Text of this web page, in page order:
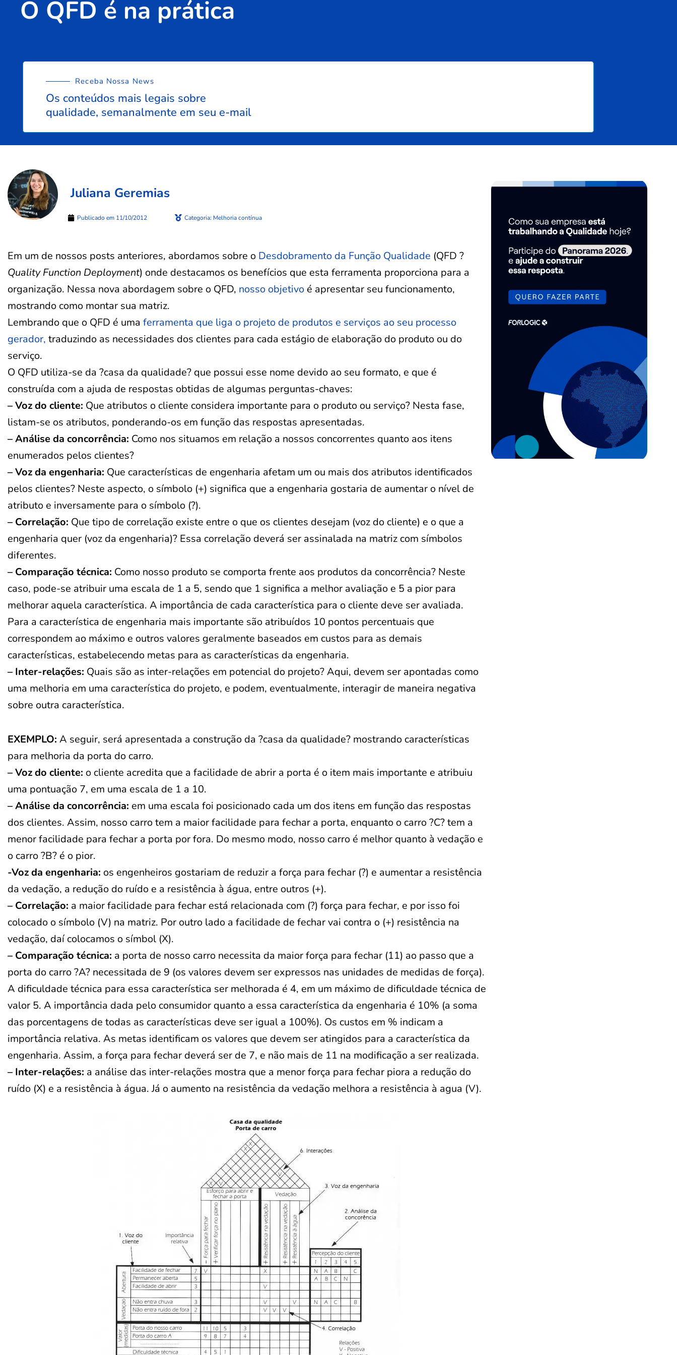
O QFD é na prática
Receba Nossa News
Os conteúdos mais legais sobre
qualidade, semanalmente em seu e-mail
Juliana Geremias
Publicado em 11/10/2012 Categoria: Melhoria contínua
Em um de nossos posts anteriores, abordamos sobre o Desdobramento da Função Qualidade (QFD ?
Quality Function Deployment) onde destacamos os benefícios que esta ferramenta proporciona para a
organização. Nessa nova abordagem sobre o QFD, nosso objetivo é apresentar seu funcionamento,
mostrando como montar sua matriz.
Lembrando que o QFD é uma ferramenta que liga o projeto de produtos e serviços ao seu processo
gerador, traduzindo as necessidades dos clientes para cada estágio de elaboração do produto ou do
serviço.
O QFD utiliza-se da ?casa da qualidade? que possui esse nome devido ao seu formato, e que é
construída com a ajuda de respostas obtidas de algumas perguntas-chaves:
– Voz do cliente: Que atributos o cliente considera importante para o produto ou serviço? Nesta fase,
listam-se os atributos, ponderando-os em função das respostas apresentadas.
– Análise da concorrência: Como nos situamos em relação a nossos concorrentes quanto aos itens
enumerados pelos clientes?
– Voz da engenharia: Que características de engenharia afetam um ou mais dos atributos identificados
pelos clientes? Neste aspecto, o símbolo (+) significa que a engenharia gostaria de aumentar o nível de
atributo e inversamente para o símbolo (?).
– Correlação: Que tipo de correlação existe entre o que os clientes desejam (voz do cliente) e o que a
engenharia quer (voz da engenharia)? Essa correlação deverá ser assinalada na matriz com símbolos
diferentes.
– Comparação técnica: Como nosso produto se comporta frente aos produtos da concorrência? Neste
caso, pode-se atribuir uma escala de 1 a 5, sendo que 1 significa a melhor avaliação e 5 a pior para
melhorar aquela característica. A importância de cada característica para o cliente deve ser avaliada.
Para a característica de engenharia mais importante são atribuídos 10 pontos percentuais que
correspondem ao máximo e outros valores geralmente baseados em custos para as demais
características, estabelecendo metas para as características da engenharia.
– Inter-relações: Quais são as inter-relações em potencial do projeto? Aqui, devem ser apontadas como
uma melhoria em uma característica do projeto, e podem, eventualmente, interagir de maneira negativa
sobre outra característica.
EXEMPLO: A seguir, será apresentada a construção da ?casa da qualidade? mostrando características
para melhoria da porta do carro.
– Voz do cliente: o cliente acredita que a facilidade de abrir a porta é o item mais importante e atribuiu
uma pontuação 7, em uma escala de 1 a 10.
– Análise da concorrência: em uma escala foi posicionado cada um dos itens em função das respostas
dos clientes. Assim, nosso carro tem a maior facilidade para fechar a porta, enquanto o carro ?C? tem a
menor facilidade para fechar a porta por fora. Do mesmo modo, nosso carro é melhor quanto à vedação e
o carro ?B? é o pior.
-Voz da engenharia: os engenheiros gostariam de reduzir a força para fechar (?) e aumentar a resistência
da vedação, a redução do ruído e a resistência à água, entre outros (+).
– Correlação: a maior facilidade para fechar está relacionada com (?) força para fechar, e por isso foi
colocado o símbolo (V) na matriz. Por outro lado a facilidade de fechar vai contra o (+) resistência na
vedação, daí colocamos o símbol (X).
– Comparação técnica: a porta de nosso carro necessita da maior força para fechar (11) ao passo que a
porta do carro ?A? necessitada de 9 (os valores devem ser expressos nas unidades de medidas de força).
A dificuldade técnica para essa característica ser melhorada é 4, em um máximo de dificuldade técnica de
valor 5. A importância dada pelo consumidor quanto a essa característica da engenharia é 10% (a soma
das porcentagens de todas as características deve ser igual a 100%). Os custos em % indicam a
importância relativa. As metas identificam os valores que devem ser atingidos para a característica da
engenharia. Assim, a força para fechar deverá ser de 7, e não mais de 11 na modificação a ser realizada.
– Inter-relações: a análise das inter-relações mostra que a menor força para fechar piora a redução do
ruído (X) e a resistência à água. Já o aumento na resistência da vedação melhora a resistência à agua (V).